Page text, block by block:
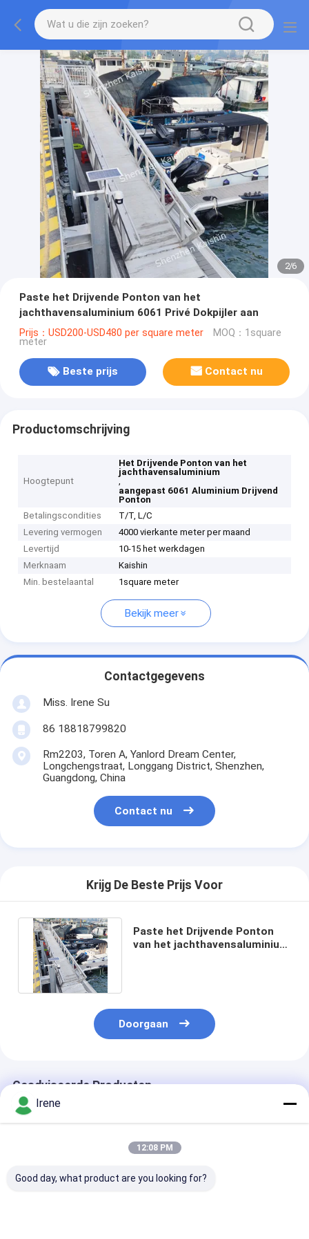
2/6
Paste het Drijvende Ponton van het
jachthavensaluminium 6061 Privé Dokpijler aan
Prijs：USD200-USD480 per square meter MOQ：1square
meter
Beste prijs Contact nu
Productomschrijving
Hoogtepunt
Het Drijvende Ponton van het
jachthavensaluminium
,
aangepast 6061 Aluminium Drijvend
Ponton
Betalingscondities
T/T, L/C
Levering vermogen
4000 vierkante meter per maand
Levertijd
10-15 het werkdagen
Merknaam
Kaishin
Min. bestelaantal
1square meter
Bekijk meer
Contactgegevens
Miss. Irene Su
86 18818799820
Rm2203, Toren A, Yanlord Dream Center,
Longchengstraat, Longgang District, Shenzhen,
Guangdong, China
Contact nu
Krijg De Beste Prijs Voor
Paste het Drijvende Ponton
van het jachthavensaluminium
Doorgaan
Geadviseerde Producten
Irene
12:08 PM
Good day, what product are you looking for?